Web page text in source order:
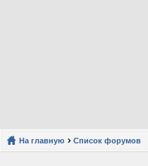
На главную Список форумов